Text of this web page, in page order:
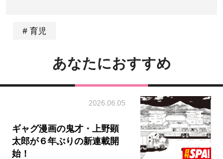
育児
あなたにおすすめ
2026.06.05
ギャグ漫画の鬼才・上野顕
太郎が６年ぶりの新連載開
始！